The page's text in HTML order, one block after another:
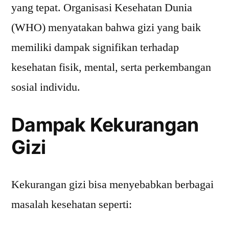
yang tepat. Organisasi Kesehatan Dunia
(WHO) menyatakan bahwa gizi yang baik
memiliki dampak signifikan terhadap
kesehatan fisik, mental, serta perkembangan
sosial individu.
Dampak Kekurangan
Gizi
Kekurangan gizi bisa menyebabkan berbagai
masalah kesehatan seperti: